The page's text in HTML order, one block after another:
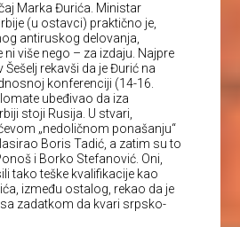
Marka Đurića. Ministar
(u ostavci) praktično je,
antiruskog delovanja,
više nego – za izdaju. Najpre
rekavši da je Đurić na
konferenciji (14-16.
ubeđivao da iza
stoji Rusija. U stvari,
„nedoličnom ponašanju“
Boris Tadić, a zatim su to
i Borko Stefanović. Oni,
tako teške kvalifikacije kao
između ostalog, rekao da je
zadatkom da kvari srpsko-